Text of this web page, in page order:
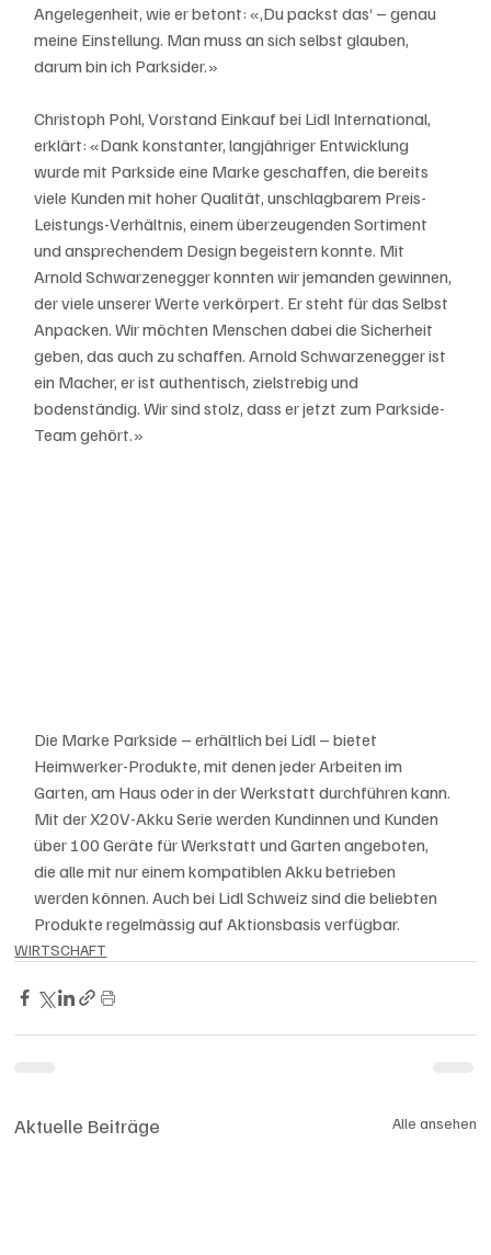
Angelegenheit, wie er betont: «,Du packst das‘ – genau
meine Einstellung. Man muss an sich selbst glauben,
darum bin ich Parksider.»
Christoph Pohl, Vorstand Einkauf bei Lidl International,
erklärt: «Dank konstanter, langjähriger Entwicklung
wurde mit Parkside eine Marke geschaffen, die bereits
viele Kunden mit hoher Qualität, unschlagbarem Preis-
Leistungs-Verhältnis, einem überzeugenden Sortiment
und ansprechendem Design begeistern konnte. Mit
Arnold Schwarzenegger konnten wir jemanden gewinnen,
der viele unserer Werte verkörpert. Er steht für das Selbst
Anpacken. Wir möchten Menschen dabei die Sicherheit
geben, das auch zu schaffen. Arnold Schwarzenegger ist
ein Macher, er ist authentisch, zielstrebig und
bodenständig. Wir sind stolz, dass er jetzt zum Parkside-
Team gehört.»
Die Marke Parkside – erhältlich bei Lidl – bietet
Heimwerker-Produkte, mit denen jeder Arbeiten im
Garten, am Haus oder in der Werkstatt durchführen kann.
Mit der X20V-Akku Serie werden Kundinnen und Kunden
über 100 Geräte für Werkstatt und Garten angeboten,
die alle mit nur einem kompatiblen Akku betrieben
werden können. Auch bei Lidl Schweiz sind die beliebten
Produkte regelmässig auf Aktionsbasis verfügbar.
WIRTSCHAFT
Aktuelle Beiträge Alle ansehen